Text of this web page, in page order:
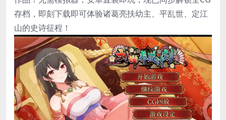
存档，即刻下载即可体验诸葛亮扶幼主、平乱世、定江
山的史诗征程！